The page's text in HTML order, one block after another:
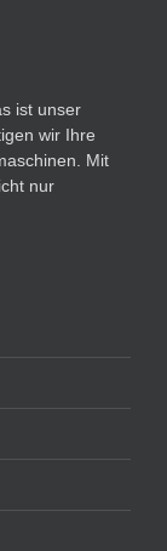
ist unser
wir Ihre
Mit
nur